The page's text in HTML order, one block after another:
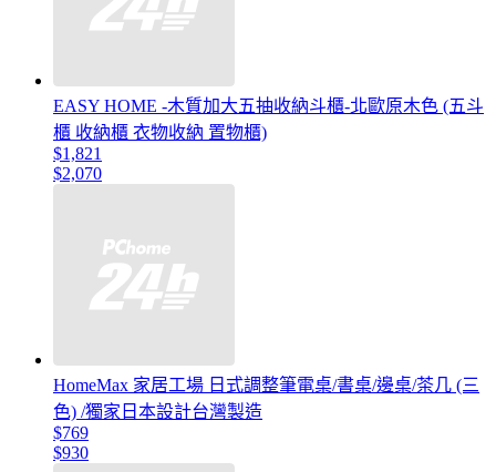
EASY HOME -木質加大五抽收納斗櫃-北歐原木色 (五斗
櫃 收納櫃 衣物收納 置物櫃)
$1,821
$2,070
HomeMax 家居工場 日式調整筆電桌/書桌/邊桌/茶几 (三
色) /獨家日本設計台灣製造
$769
$930